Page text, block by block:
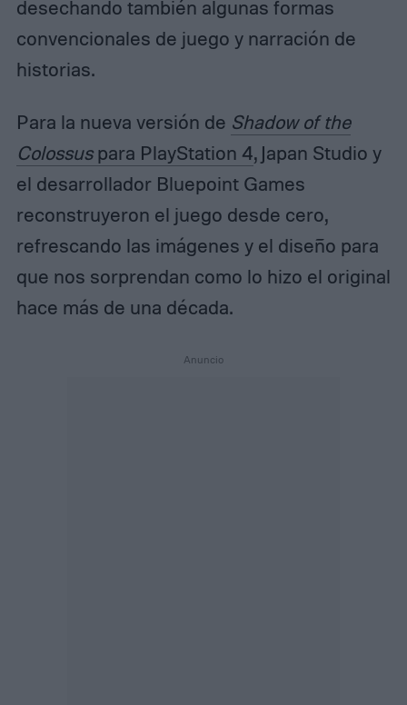
desechando también algunas formas
convencionales de juego y narración de
historias.
Para la nueva versión de Shadow of the
Colossuspara PlayStation 4, Japan Studio y
el desarrollador Bluepoint Games
reconstruyeron el juego desde cero,
refrescando las imágenes y el diseño para
que nos sorprendan como lo hizo el original
hace más de una década.